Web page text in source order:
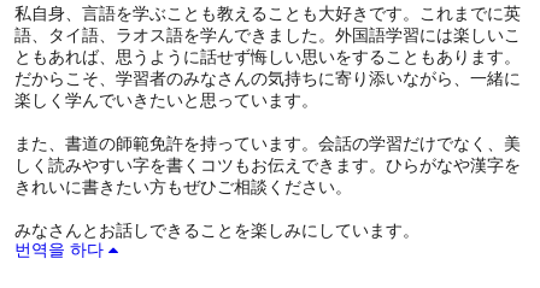
私自身、言語を学ぶことも教えることも大好きです。これまでに英
語、タイ語、ラオス語を学んできました。外国語学習には楽しいこ
ともあれば、思うように話せず悔しい思いをすることもあります。
だからこそ、学習者のみなさんの気持ちに寄り添いながら、一緒に
楽しく学んでいきたいと思っています。
また、書道の師範免許を持っています。会話の学習だけでなく、美
しく読みやすい字を書くコツもお伝えできます。ひらがなや漢字を
きれいに書きたい方もぜひご相談ください。
みなさんとお話しできることを楽しみにしています。
번역을 하다